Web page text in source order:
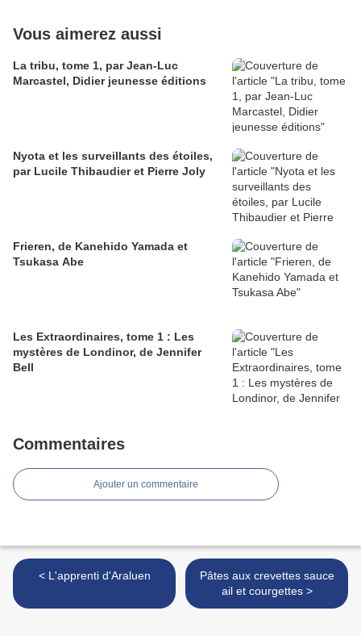
Vous aimerez aussi
La tribu, tome 1, par Jean-Luc
Marcastel, Didier jeunesse éditions
Nyota et les surveillants des étoiles,
par Lucile Thibaudier et Pierre Joly
Frieren, de Kanehido Yamada et
Tsukasa Abe
Les Extraordinaires, tome 1 : Les
mystères de Londinor, de Jennifer
Bell
Commentaires
Ajouter un commentaire
< L'apprenti d'Araluen
Pâtes aux crevettes sauce
ail et courgettes >